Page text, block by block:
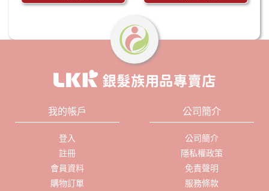
我的帳戶
登入
註冊
會員資料
購物訂單
公司簡介
公司簡介
隱私權政策
免責聲明
服務條款